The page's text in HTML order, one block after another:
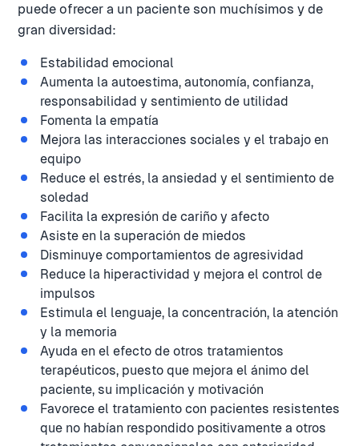
puede ofrecer a un paciente son muchísimos y de
gran diversidad:
Estabilidad emocional
Aumenta la autoestima, autonomía, confianza,
responsabilidad y sentimiento de utilidad
Fomenta la empatía
Mejora las interacciones sociales y el trabajo en
equipo
Reduce el estrés, la ansiedad y el sentimiento de
soledad
Facilita la expresión de cariño y afecto
Asiste en la superación de miedos
Disminuye comportamientos de agresividad
Reduce la hiperactividad y mejora el control de
impulsos
Estimula el lenguaje, la concentración, la atención
y la memoria
Ayuda en el efecto de otros tratamientos
terapéuticos, puesto que mejora el ánimo del
paciente, su implicación y motivación
Favorece el tratamiento con pacientes resistentes
que no habían respondido positivamente a otros